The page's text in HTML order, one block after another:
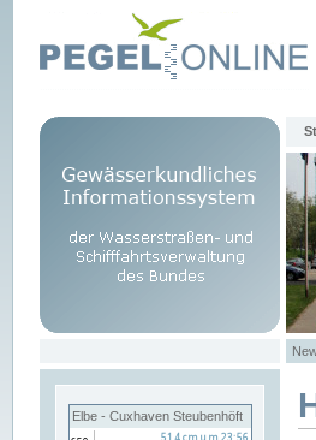
Elbe - Cuxhaven Steubenhöft